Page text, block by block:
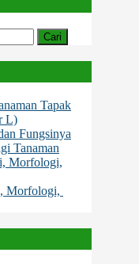
Tapak
L)
Fungsinya
Tanaman
Morfologi,
Morfologi,